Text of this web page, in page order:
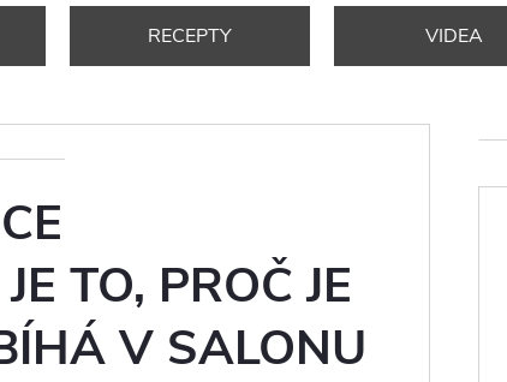
RECEPTY VIDEA
TO, PROČ JE
V SALONU